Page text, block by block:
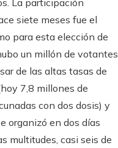
La participación
siete meses fue el
para esta elección de
un millón de votantes
de las altas tasas de
7,8 millones de
con dos dosis) y
organizó en dos días
multitudes, casi seis de